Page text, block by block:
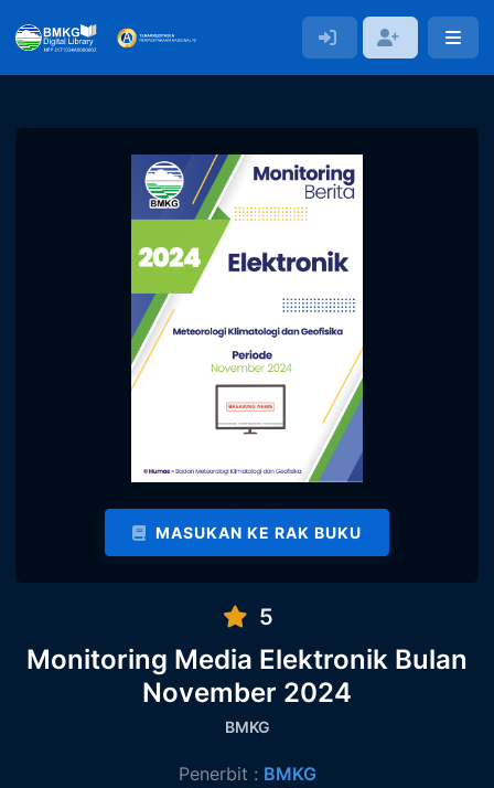
MASUKAN KE RAK BUKU
5
Monitoring Media Elektronik Bulan
November 2024
BMKG
Penerbit : BMKG